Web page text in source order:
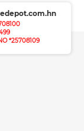
*25708109